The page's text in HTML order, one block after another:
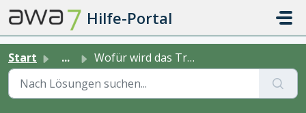
Zum hauptsächlichen Inhalt gehen
Hilfe-Portal
Start ... Wofür wird das Transaktionsentgelt bei meiner awa7® erhoben?